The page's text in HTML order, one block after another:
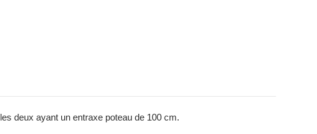
deux ayant un entraxe poteau de 100 cm.